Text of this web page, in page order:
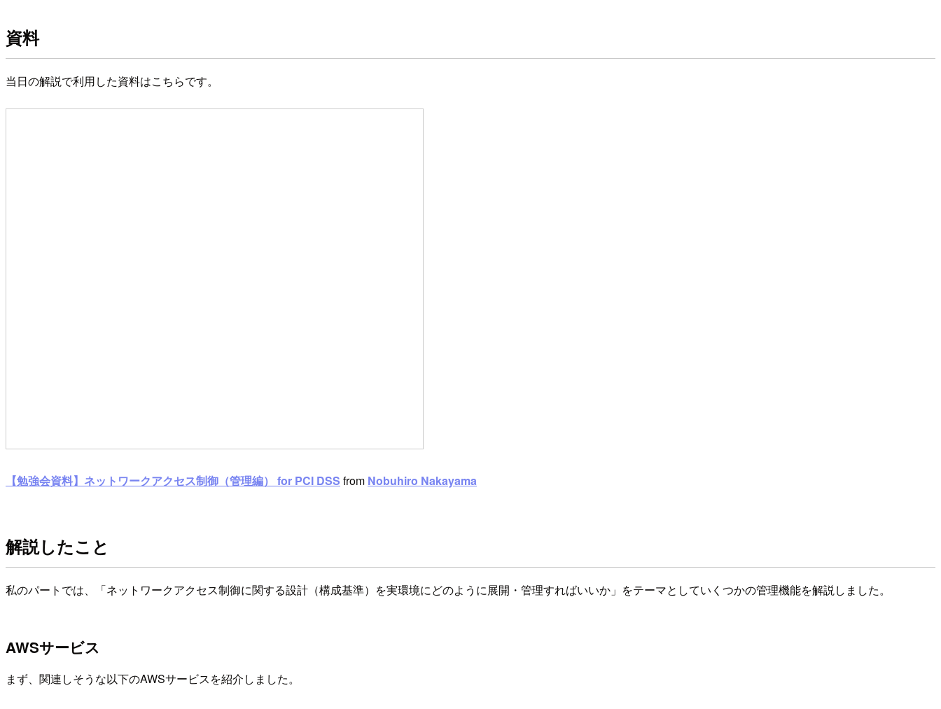
資料
当日の解説で利用した資料はこちらです。
【勉強会資料】ネットワークアクセス制御（管理編） for PCI DSS from Nobuhiro Nakayama
解説したこと
私のパートでは、「ネットワークアクセス制御に関する設計（構成基準）を実環境にどのように展開・管理すればいいか」をテーマとしていくつかの管理機能を解説しました。
AWSサービス
まず、関連しそうな以下のAWSサービスを紹介しました。